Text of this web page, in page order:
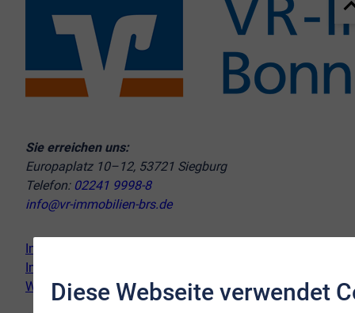
Sie erreichen uns:
Europaplatz 10–12, 53721 Siegburg
Telefon: 02241 9998-8
info@vr-immobilien-brs.de
Immobilie verkaufen
Immobilie kaufen
Wir vor Ort
Diese Webseite verwendet